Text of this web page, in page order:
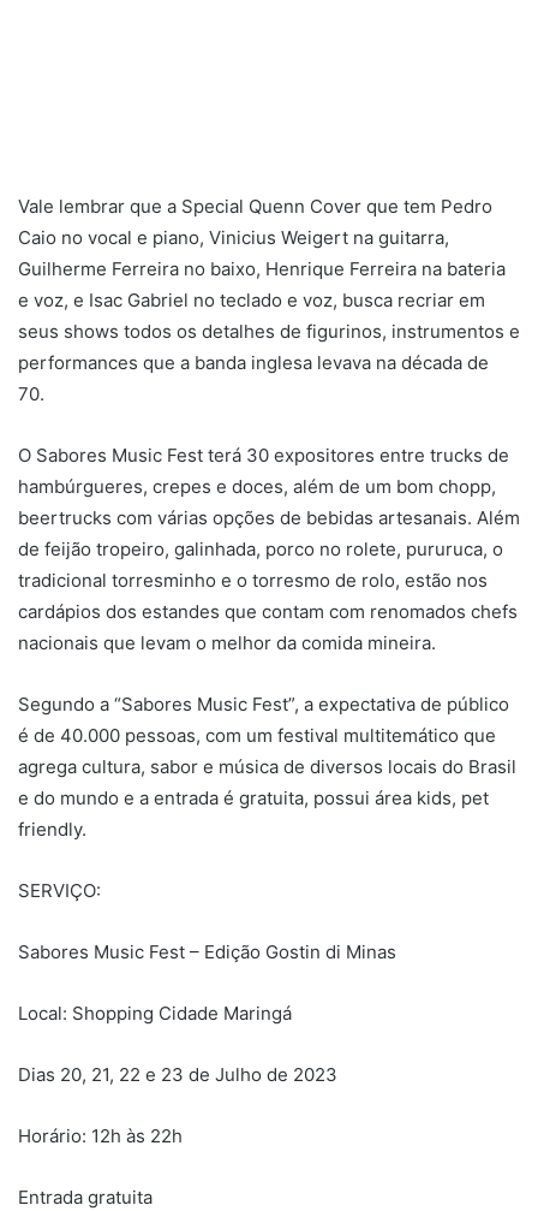
Vale lembrar que a Special Quenn Cover que tem Pedro
Caio no vocal e piano, Vinicius Weigert na guitarra,
Guilherme Ferreira no baixo, Henrique Ferreira na bateria
e voz, e Isac Gabriel no teclado e voz, busca recriar em
seus shows todos os detalhes de figurinos, instrumentos e
performances que a banda inglesa levava na década de
70.
O Sabores Music Fest terá 30 expositores entre trucks de
hambúrgueres, crepes e doces, além de um bom chopp,
beertrucks com várias opções de bebidas artesanais. Além
de feijão tropeiro, galinhada, porco no rolete, pururuca, o
tradicional torresminho e o torresmo de rolo, estão nos
cardápios dos estandes que contam com renomados chefs
nacionais que levam o melhor da comida mineira.
Segundo a “Sabores Music Fest”, a expectativa de público
é de 40.000 pessoas, com um festival multitemático que
agrega cultura, sabor e música de diversos locais do Brasil
e do mundo e a entrada é gratuita, possui área kids, pet
friendly.
SERVIÇO:
Sabores Music Fest – Edição Gostin di Minas
Local: Shopping Cidade Maringá
Dias 20, 21, 22 e 23 de Julho de 2023
Horário: 12h às 22h
Entrada gratuita